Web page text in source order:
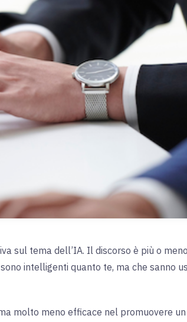
sul tema dell’IA. Il discorso è più o
intelligenti quanto te, ma che sanno
molto meno efficace nel promuovere